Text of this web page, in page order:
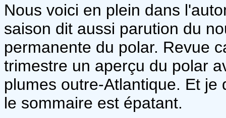
Nous voici en plein dans
saison dit aussi parution du
permanente du polar. Revue
trimestre un aperçu du polar
plumes outre-Atlantique. Et
le sommaire est épatant.